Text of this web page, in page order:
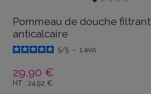
Pommeau de douche filtrant
anticalcaire
5/5 - 1avis
29,90 €
HT : 24,92€